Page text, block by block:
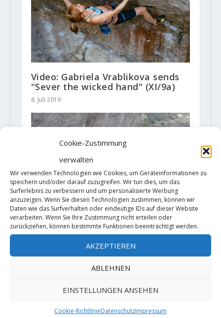
Cookie-Zustimmung
verwalten
Wir verwenden Technologien wie Cookies, um Geräteinformationen zu
speichern und/oder darauf zuzugreifen. Wir tun dies, um das
Surferlebnis zu verbessern und um personalisierte Werbung
anzuzeigen. Wenn Sie diesen Technologien zustimmen, können wir
Daten wie das Surfverhalten oder eindeutige IDs auf dieser Website
verarbeiten. Wenn Sie Ihre Zustimmung nicht erteilen oder
zurückziehen, können bestimmte Funktionen beeinträchtigt werden.
AKZEPTIEREN
ABLEHNEN
EINSTELLUNGEN ANSEHEN
Cookie-RichtlinieDatenschutzImpressum
Video: Gabriela Vrablikova sends
"Sever the wicked hand" (XI/9a)
8. Juli 2019
Video: Chris Sharma on the rocks
7. Mai 2019
veröffentlicht. Erforderliche Felder